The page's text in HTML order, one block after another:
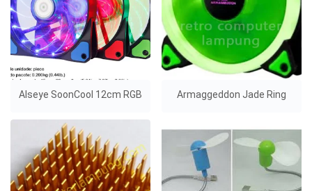
Alseye SoonCool 12cm RGB Armaggeddon Jade Ring